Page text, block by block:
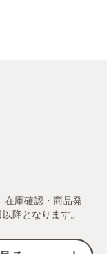
庫確認・商品発
降となります。